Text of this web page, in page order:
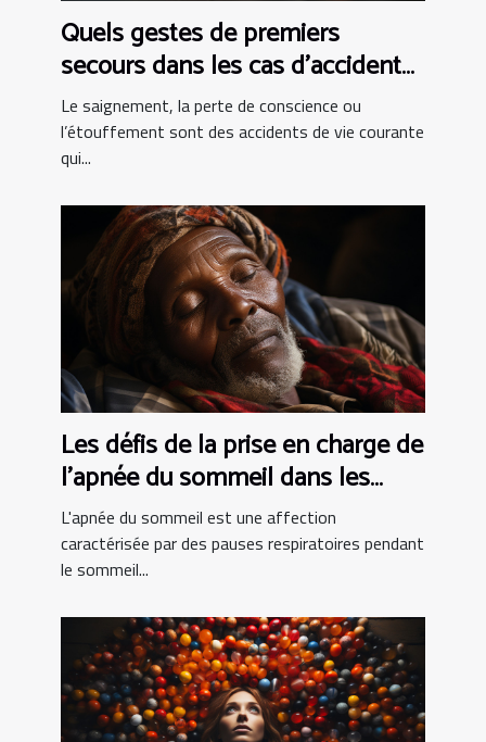
Quels gestes de premiers
secours dans les cas d’accident
de vie courante ?
Le saignement, la perte de conscience ou
l’étouffement sont des accidents de vie courante
qui...
Les défis de la prise en charge de
l'apnée du sommeil dans les
pays en développement
L'apnée du sommeil est une affection
caractérisée par des pauses respiratoires pendant
le sommeil...